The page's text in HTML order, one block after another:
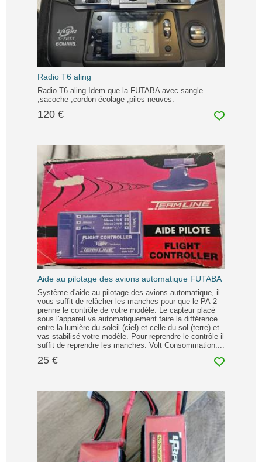
Radio T6 aling
Radio T6 aling Idem que la FUTABA avec sangle
,sacoche ,cordon écolage ,piles neuves.
120 €
Aide au pilotage des avions automatique FUTABA
Système d'aide au pilotage des avions automatique, il
vous suffit de relâcher les manches pour que le PA-2
prenne le contrôle de votre modèle. Le capteur placé
sous l'appareil va automatiquement faire la différence
entre la lumière du soleil (ciel) et celle du sol (terre) et
vas stabilisé votre modèle. Pour reprendre le contrôle il
suffit de reprendre les manches. Volt Consommation:...
25 €